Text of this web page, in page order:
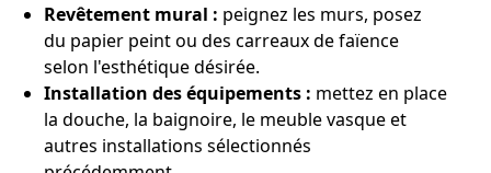
Revêtement mural : peignez les murs, posez
du papier peint ou des carreaux de faïence
selon l'esthétique désirée.
Installation des équipements : mettez en place
la douche, la baignoire, le meuble vasque et
autres installations sélectionnés